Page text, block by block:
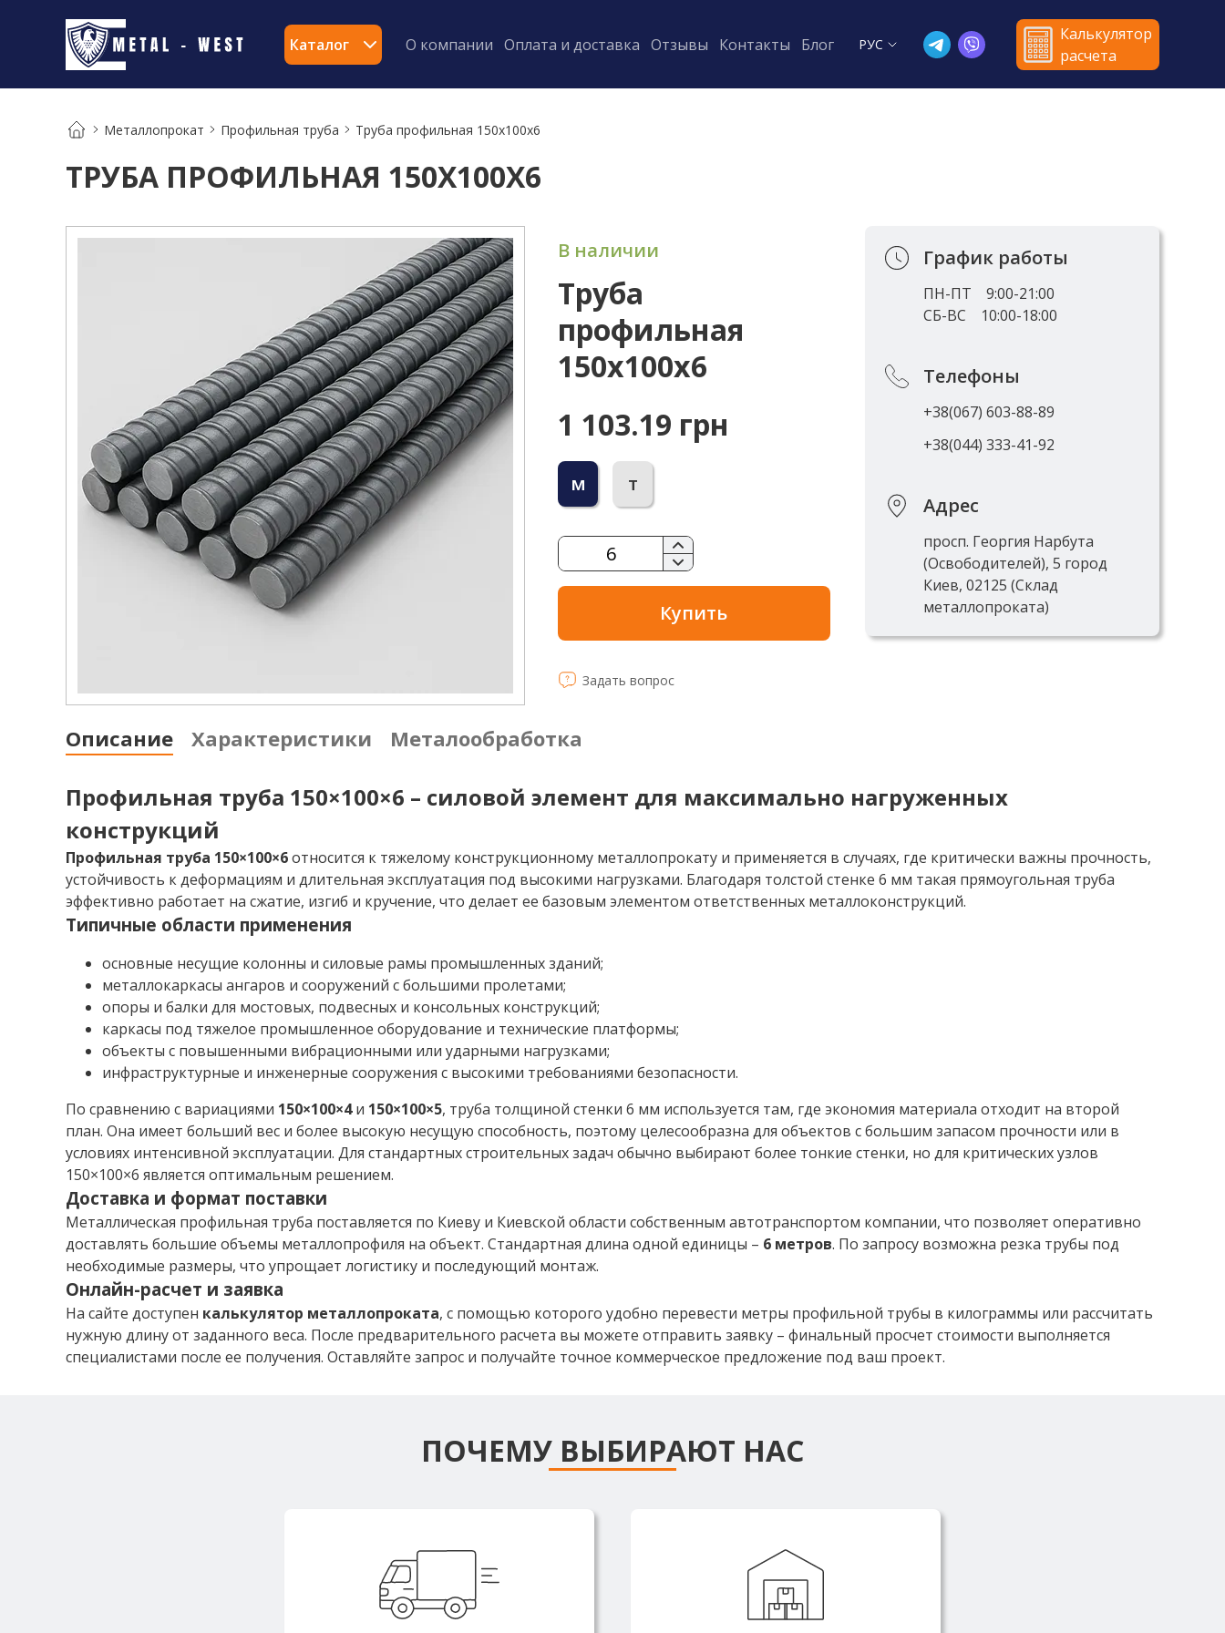
Каталог О компании Оплата и доставка Отзывы Контакты Блог РУС
Калькулятор
расчета
Металлопрокат Профильная труба Труба профильная 150х100х6
ТРУБА ПРОФИЛЬНАЯ 150Х100Х6
В наличии
Труба
профильная
150х100х6
1 103.19 грн
м т
Купить
Задать вопрос
График работы
ПН-ПТ
9:00-21:00
СБ-ВС
10:00-18:00
Телефоны
+38(067) 603-88-89
+38(044) 333-41-92
Адрес
просп. Георгия Нарбута
(Освободителей), 5 город
Киев, 02125 (Склад
металлопроката)
Описание Характеристики Металообработка
Профильная труба 150×100×6 – силовой элемент для максимально нагруженных
конструкций
Профильная труба 150×100×6относится к тяжелому конструкционному металлопрокату и применяется в случаях, где критически важны прочность,
устойчивость к деформациям и длительная эксплуатация под высокими нагрузками. Благодаря толстой стенке 6 мм такая прямоугольная труба
эффективно работает на сжатие, изгиб и кручение, что делает ее базовым элементом ответственных металлоконструкций.
Типичные области применения
основные несущие колонны и силовые рамы промышленных зданий;
металлокаркасы ангаров и сооружений с большими пролетами;
опоры и балки для мостовых, подвесных и консольных конструкций;
каркасы под тяжелое промышленное оборудование и технические платформы;
объекты с повышенными вибрационными или ударными нагрузками;
инфраструктурные и инженерные сооружения с высокими требованиями безопасности.
По сравнению с вариациями 150×100×4и 150×100×5, труба толщиной стенки 6 мм используется там, где экономия материала отходит на второй
план. Она имеет больший вес и более высокую несущую способность, поэтому целесообразна для объектов с большим запасом прочности или в
условиях интенсивной эксплуатации. Для стандартных строительных задач обычно выбирают более тонкие стенки, но для критических узлов
150×100×6 является оптимальным решением.
Доставка и формат поставки
Металлическая профильная труба поставляется по Киеву и Киевской области собственным автотранспортом компании, что позволяет оперативно
доставлять большие объемы металлопрофиля на объект. Стандартная длина одной единицы – 6 метров. По запросу возможна резка трубы под
необходимые размеры, что упрощает логистику и последующий монтаж.
Онлайн-расчет и заявка
На сайте доступен калькулятор металлопроката, с помощью которого удобно перевести метры профильной трубы в килограммы или рассчитать
нужную длину от заданного веса. После предварительного расчета вы можете отправить заявку – финальный просчет стоимости выполняется
специалистами после ее получения. Оставляйте запрос и получайте точное коммерческое предложение под ваш проект.
ПОЧЕМУ ВЫБИРАЮТ НАС
Собственные машины
грузоподъемностью от 3 до 25
тонн позволяют доставлять
Большинство позиций всегда в
наличии на складе, что
обеспечивает оперативную